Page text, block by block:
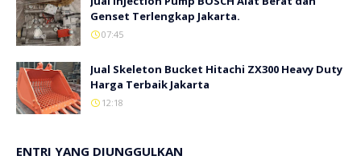
Genset Terlengkap Jakarta.
07:45
Jual Skeleton Bucket Hitachi ZX300 Heavy Duty
Harga Terbaik Jakarta
12:18
ENTRI YANG DIUNGGULKAN